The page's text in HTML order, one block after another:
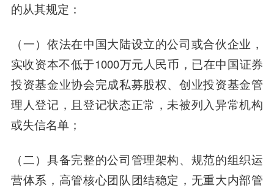
的从其规定：
（一）依法在中国大陆设立的公司或合伙企业，
实收资本不低于1000万元人民币，已在中国证券
投资基金业协会完成私募股权、创业投资基金管
理人登记，且登记状态正常，未被列入异常机构
或失信名单；
（二）具备完整的公司管理架构、规范的组织运
营体系，高管核心团队团结稳定，无重大内部管